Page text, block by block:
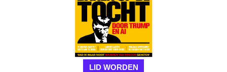
LID WORDEN